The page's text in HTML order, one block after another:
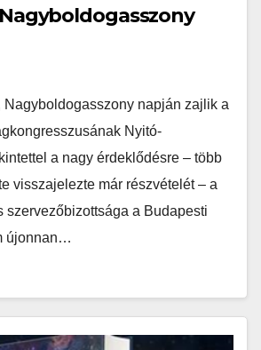
Nagyboldogasszony napján zajlik a
Nyitó-
a nagy érdeklődésre – több
visszajelezte már részvételét – a
szervezőbizottsága a Budapesti
újonnan…